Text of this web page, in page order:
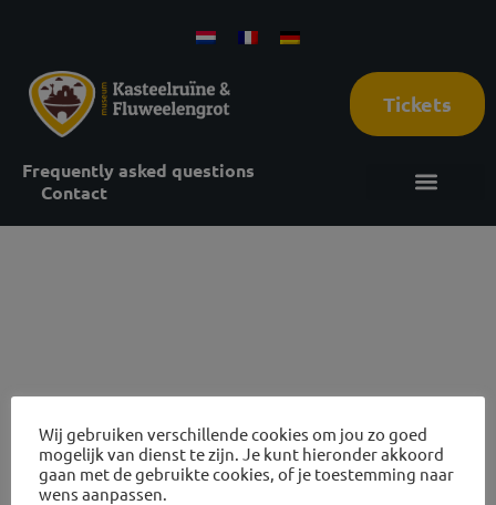
Tickets
Frequently asked questions
Contact
2026
Reviews Castle ruins and cave tours
Wij gebruiken verschillende cookies om jou zo goed
mogelijk van dienst te zijn. Je kunt hieronder akkoord
gaan met de gebruikte cookies, of je toestemming naar
wens aanpassen.